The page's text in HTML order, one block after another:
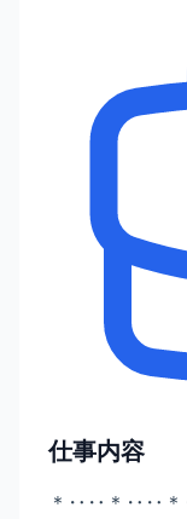
仕事内容
＊‥‥＊‥‥＊